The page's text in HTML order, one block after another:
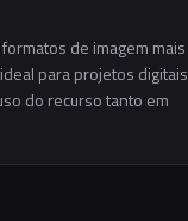
de imagem mais
para projetos digitais
do recurso tanto em